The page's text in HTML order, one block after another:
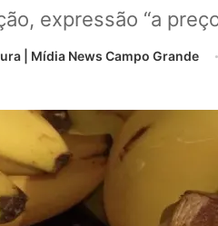
expressão “a
| Mídia News Campo Grande